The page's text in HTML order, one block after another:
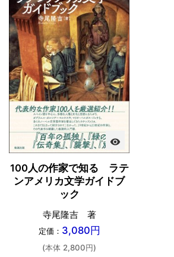
visibility
100人の作家で知る ラテ
ンアメリカ文学ガイドブ
ック
寺尾隆吉 著
定価： 3,080円
(本体 2,800円)